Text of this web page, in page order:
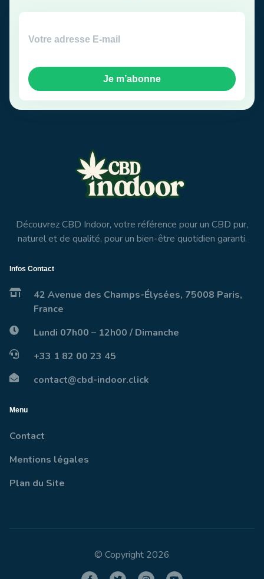
Je m’abonne
Découvrez CBD Indoor, votre référence pour un CBD pur,
naturel et de qualité, pour un bien-être quotidien garanti.
Infos Contact
42 Avenue des Champs-Élysées, 75008 Paris,
France
Lundi 07h00 – 12h00 / Dimanche
+33 1 82 00 23 45
contact@cbd-indoor.click
Menu
Contact
Mentions légales
Plan du Site
© Copyright 2026